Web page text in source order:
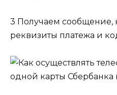
3 Получаем сообщение,
реквизиты платежа и